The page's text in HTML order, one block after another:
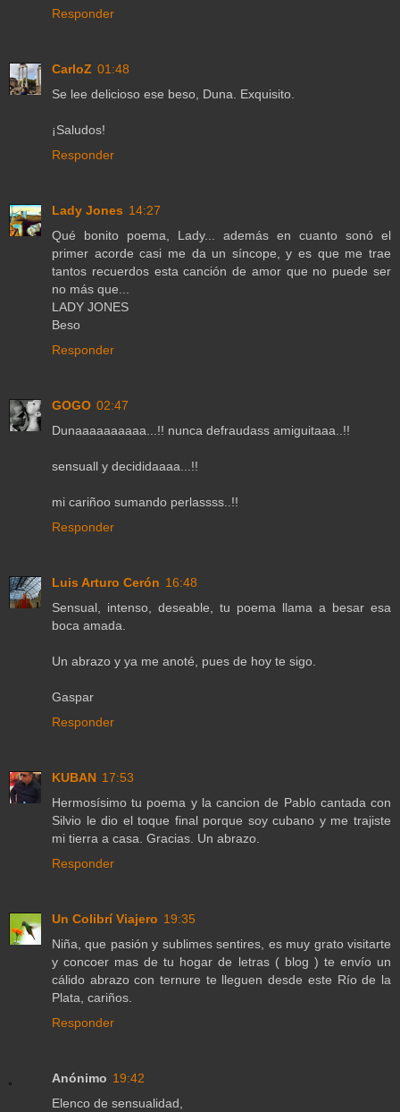
Responder
CarloZ 01:48
Se lee delicioso ese beso, Duna. Exquisito.
¡Saludos!
Responder
Lady Jones 14:27
Qué bonito poema, Lady... además en cuanto sonó el
primer acorde casi me da un síncope, y es que me trae
tantos recuerdos esta canción de amor que no puede ser
no más que...
LADY JONES
Beso
Responder
GOGO 02:47
Dunaaaaaaaaaa...!! nunca defraudass amiguitaaa..!!
sensuall y decididaaaa...!!
mi cariñoo sumando perlassss..!!
Responder
Luis Arturo Cerón 16:48
Sensual, intenso, deseable, tu poema llama a besar esa
boca amada.
Un abrazo y ya me anoté, pues de hoy te sigo.
Gaspar
Responder
KUBAN 17:53
Hermosísimo tu poema y la cancion de Pablo cantada con
Silvio le dio el toque final porque soy cubano y me trajiste
mi tierra a casa. Gracias. Un abrazo.
Responder
Un Colibrí Viajero 19:35
Niña, que pasión y sublimes sentires, es muy grato visitarte
y concoer mas de tu hogar de letras ( blog ) te envío un
cálido abrazo con ternure te lleguen desde este Río de la
Plata, cariños.
Responder
Anónimo 19:42
Elenco de sensualidad,